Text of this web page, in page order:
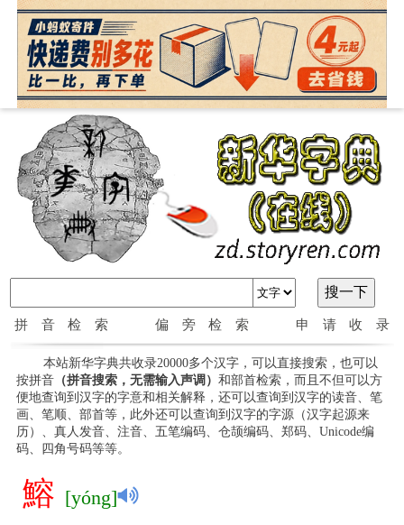
拼音检索 偏旁检索 申请收录
本站新华字典共收录20000多个汉字，可以直接搜索，也可以
按拼音（拼音搜索，无需输入声调） 和部首检索，而且不但可以方
便地查询到汉字的字意和相关解释，还可以查询到汉字的读音、笔
画、笔顺、部首等，此外还可以查询到汉字的字源（汉字起源来
历）、真人发音、注音、五笔编码、仓颉编码、郑码、Unicode编
码、四角号码等等。
鰫 [yóng]